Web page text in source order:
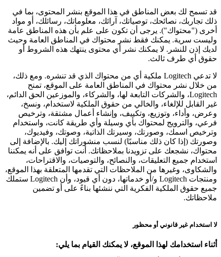
قد تسمح لك بعض المناطق في هذا الموقع بنشر المحتوى، بما في
ذلك تجاربك، نصائحك، توصياتك، آرائك، معلوماتك، رسائلك، أو مواد
أخرى ("محتواك"). يرجى أن تكون على علم بأن هذه المناطق عامة
وليست سرية. يمكنك فقط نشر محتواك في المناطق العامة وحيث
لديك إذن للنشر. لا يمكنك نشر أي محتوى ينتهك هذه الشروط أو
حقوق أي طرف ثالث.
لا تدعي Logitech ملكية أي من محتواك الذي قد تنشره. ومع ذلك،
من خلال نشر محتواك في المناطق العامة على الموقع، تمنح
Logitech، والشركات التابعة لها، والشركاء، والموزعين الحق الدائم،
غير القابل للإلغاء، والخالي من حقوق الملكية لاستخدام، ونسخ،
وعرض، وأداء، وتوزيع، وتكييف، وإنشاء أعمال مشتقة، وترخيص
فرعي، والترويج لمحتواك بأي وسيلة وأي طريقة كانت، واستخدام
وترخيص اسمك، وصورتك، وسيرتك الذاتية، وصوتك، وفيديوك،
وصورتك (إذا كان ذلك مناسبًا) لنسب منشوراتك إليك. بالإضافة إلى
محتواك، نشجعك على تزويدنا بملاحظاتك. أنت توافق على أنه يمكننا
استخدام جميع التعليقات، والنصائح، والتوصيات، والاقتراحات،
والشكاوى، وغيرها من الملاحظات التي تقدمها المتعلقة بهذا الموقع،
ومنتجات Logitech و/أو خدماتها، دون أي قيود، وأن Logitech ستملك
جميع حقوق الملكية الفكرية التي ننشئها بناءً على أو تضمين
ملاحظاتك.
لا استخدام غير قانوني أو محظور
أثناء استخدامك لهذا الموقع، لا يمكنك القيام بما يلي: